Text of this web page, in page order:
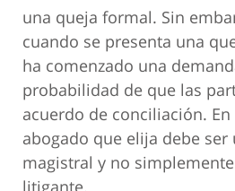
una queja formal. Sin
cuando se presenta una
ha comenzado una
probabilidad de que las
acuerdo de conciliación. En
abogado que elija debe
magistral y no
litigante.